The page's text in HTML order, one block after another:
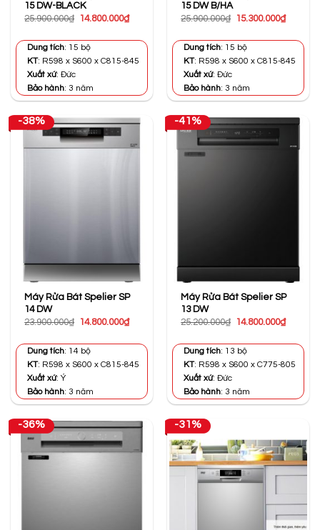
15 DW-BLACK
25.900.000₫
Giá
25.900.000₫.
14.800.000₫Giá
Dung tích: 15 bộ
KT: R598 x S600 x C815-845
Xuất xứ: Đức
Bảo hành: 3 năm
15 DW B/HA
25.900.000₫
Giá
25.900.000₫.
15.300.000₫Giá
Dung tích: 15 bộ
KT: R598 x S600 x C815-845
Xuất xứ: Đức
Bảo hành: 3 năm
-38%
Máy Rửa Bát Spelier SP
14 DW
23.900.000₫
Giá
23.900.000₫.
14.800.000₫Giá
Dung tích: 14 bộ
KT: R598 x S600 x C815-845
Xuất xứ: Ý
Bảo hành: 3 năm
-41%
Máy Rửa Bát Spelier SP
13 DW
25.200.000₫
Giá
25.200.000₫.
14.800.000₫Giá
Dung tích: 13 bộ
KT: R598 x S600 x C775-805
Xuất xứ: Đức
Bảo hành: 3 năm
-36% -31%